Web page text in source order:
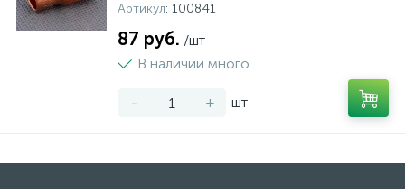
Артикул: 100841
87 руб. /шт
В наличии много
- + шт